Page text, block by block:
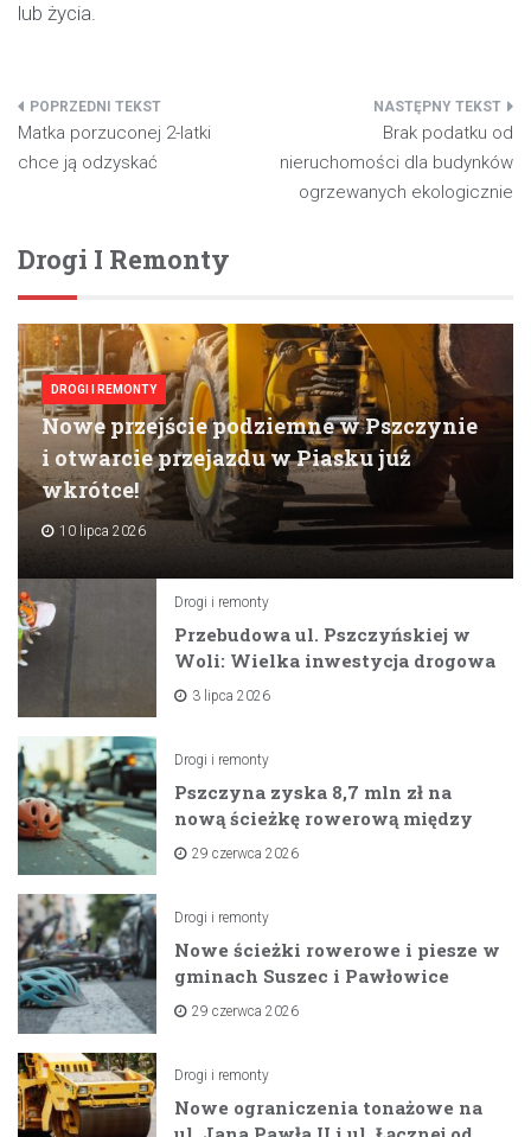
lub życia.
Nawigacja
wpisu
Matka porzuconej 2-latki
chce ją odzyskać
Brak podatku od
nieruchomości dla budynków
ogrzewanych ekologicznie
Drogi I Remonty
DROGI I REMONTY
Nowe przejście podziemne w Pszczynie
i otwarcie przejazdu w Piasku już
wkrótce!
10 lipca 2026
Drogi i remonty
Przebudowa ul. Pszczyńskiej w
Woli: Wielka inwestycja drogowa
na horyzoncie
3 lipca 2026
Drogi i remonty
Pszczyna zyska 8,7 mln zł na
nową ścieżkę rowerową między
zaporami
29 czerwca 2026
Drogi i remonty
Nowe ścieżki rowerowe i piesze w
gminach Suszec i Pawłowice
dzięki unijnemu wsparciu
29 czerwca 2026
Drogi i remonty
Nowe ograniczenia tonażowe na